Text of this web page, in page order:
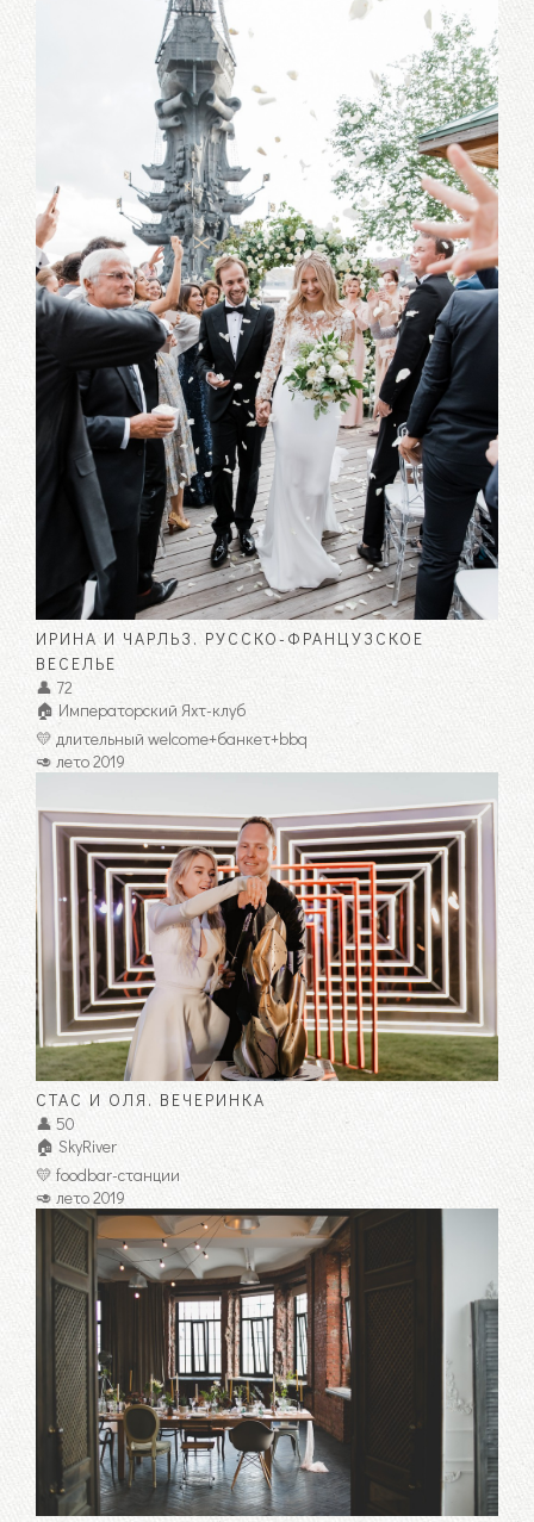
ИРИНА И ЧАРЛЬЗ. РУССКО-ФРАНЦУЗСКОЕ
ВЕСЕЛЬЕ
👤 72
🏠 Императорский Яхт-клуб
💛 длительный welcome+банкет+bbq
🥑 лето 2019
СТАС И ОЛЯ. ВЕЧЕРИНКА
👤 50
🏠 SkyRiver
💛 foodbar-станции
🥑 лето 2019